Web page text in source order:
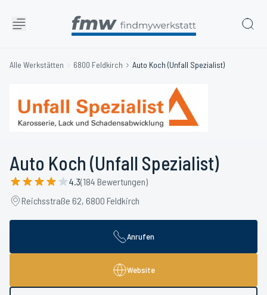
Alle Werkstätten 6800 Feldkirch Auto Koch (Unfall Spezialist)
Auto Koch (Unfall Spezialist)
4.3(184 Bewertungen)
Reichsstraße 62, 6800 Feldkirch
Anrufen
Website